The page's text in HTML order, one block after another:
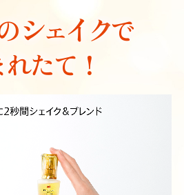
シェイクで
たて！